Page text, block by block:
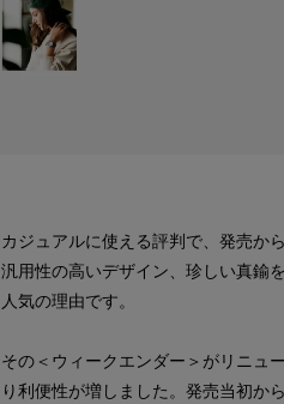
カジュアルに使える評判で、発売か
汎用性の高いデザイン、珍しい真鍮
人気の理由です。
その＜ウィークエンダー＞がリニュ
り利便性が増しました。発売当初か